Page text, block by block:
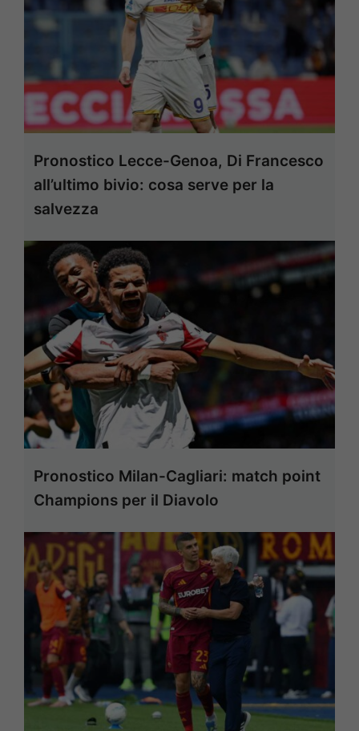
Pronostico Lecce-Genoa, Di Francesco
all’ultimo bivio: cosa serve per la
salvezza
Pronostico Milan-Cagliari: match point
Champions per il Diavolo